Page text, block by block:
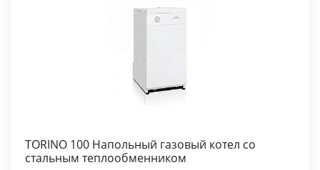
TORINO 100 Напольный газовый котел со
стальным теплообменником